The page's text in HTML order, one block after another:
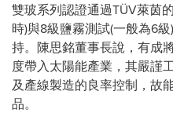
雙玻系列認證通過TÜV萊茵
時)與8級鹽霧測試(一般為6
持。陳思銘董事長說，有成
度帶入太陽能產業，其嚴謹
及產線製造的良率控制，故
品。